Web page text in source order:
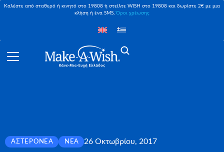
Καλέστε από σταθερό ή κινητό στο 19808 ή στείλτε WISH στο 19808 και δωρίστε 2€ με μια
κλήση ή ένα SMS,Όροι χρέωσης
ΑΣΤΕΡΟΝΈΑ ΝΈΑ 26 Οκτωβρίου, 2017